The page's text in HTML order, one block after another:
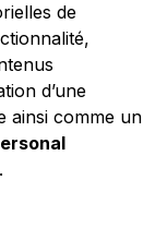
de
d’une
ainsi comme un